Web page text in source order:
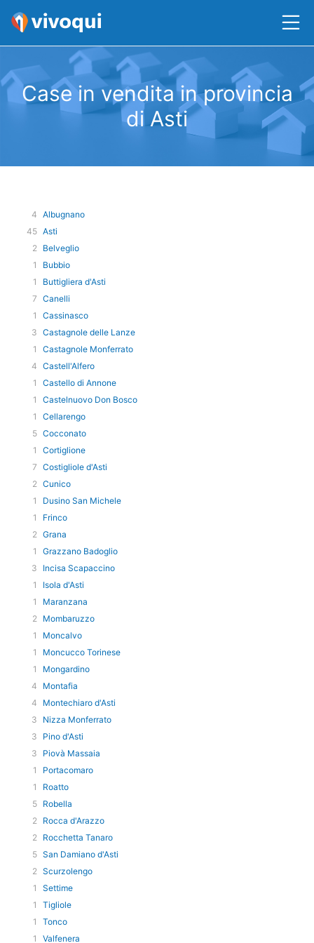
Case in vendita in provincia
di Asti
4 Albugnano
45 Asti
2 Belveglio
1
Bubbio
1
Buttigliera d'Asti
7 Canelli
1
Cassinasco
3 Castagnole delle Lanze
1
Castagnole Monferrato
4 Castell'Alfero
1
Castello di Annone
1
Castelnuovo Don Bosco
1
Cellarengo
5 Cocconato
1
Cortiglione
7 Costigliole d'Asti
2 Cunico
1
Dusino San Michele
1
Frinco
2 Grana
1
Grazzano Badoglio
3
Incisa Scapaccino
1
Isola d'Asti
1
Maranzana
2 Mombaruzzo
1
Moncalvo
1
Moncucco Torinese
1
Mongardino
4
Montafia
4
Montechiaro d'Asti
3
Nizza Monferrato
3
Pino d'Asti
3
Piovà Massaia
1
Portacomaro
1
Roatto
5 Robella
2 Rocca d'Arazzo
2 Rocchetta Tanaro
5 San Damiano d'Asti
2 Scurzolengo
1
Settime
1
Tigliole
1
Tonco
1
Valfenera